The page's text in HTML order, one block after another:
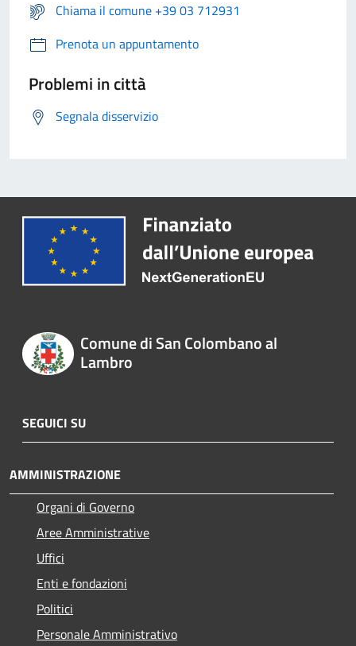
Chiama il comune +39 03 712931
Prenota un appuntamento
Problemi in città
Segnala disservizio
Comune di San Colombano al
Lambro
SEGUICI SU
AMMINISTRAZIONE
Organi di Governo
Aree Amministrative
Uffici
Enti e fondazioni
Politici
Personale Amministrativo